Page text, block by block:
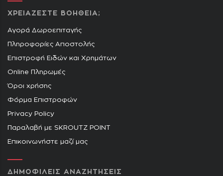
ΧΡΕΙΑΖΕΣΤΕ ΒΟΗΘΕΙΑ;
Αγορά Δωροεπιταγής
Πληροφορίες Αποστολής
Επιστροφή Ειδών και Χρημάτων
Online Πληρωμές
Όροι χρήσης
Φόρμα Επιστροφών
Privacy Policy
Παραλαβή με SKROUTZ POINT
Επικοινωνήστε μαζί μας
ΔΗΜΟΦΙΛΕΙΣ ΑΝΑΖΗΤΗΣΕΙΣ